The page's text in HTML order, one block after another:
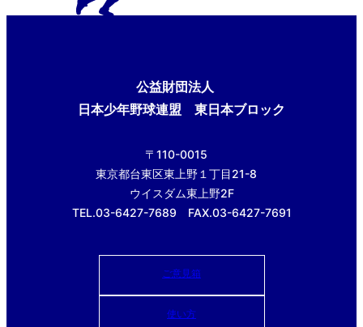
公益財団法人
日本少年野球連盟 東日本ブロック
〒110-0015
東京都台東区東上野１丁目21-8
ウイスダム東上野2F
TEL.03-6427-7689 FAX.03-6427-7691
ご意見箱
使い方